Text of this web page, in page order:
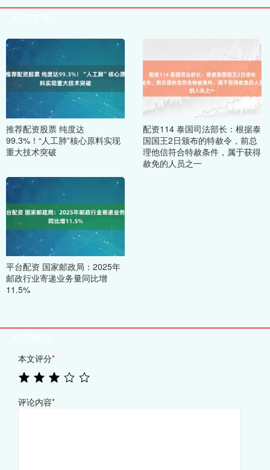
推荐配资股票 纯度达
99.3%！“人工肺”核心原料实现
重大技术突破
配资114 泰国司法部长：根据泰
国国王2日颁布的特赦令，前总
理他信符合特赦条件，属于获得
赦免的人员之一
平台配资 国家邮政局：2025年
邮政行业寄递业务量同比增
11.5%
本文评分*
评论内容*